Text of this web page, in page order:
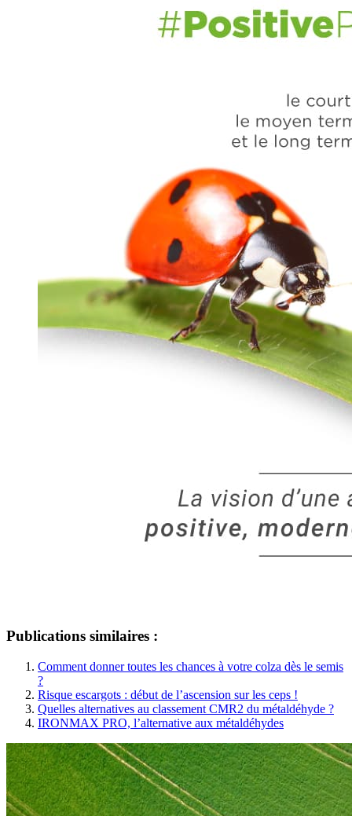
Publications similaires :
Comment donner toutes les chances à votre colza dès le semis
?
Risque escargots : début de l’ascension sur les ceps !
Quelles alternatives au classement CMR2 du métaldéhyde ?
IRONMAX PRO, l’alternative aux métaldéhydes